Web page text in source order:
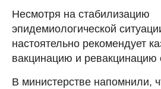
Несмотря на стабилизацию
эпидемиологической
настоятельно рекомендует
вакцинацию и ревакцинацию
В министерстве напомнили,